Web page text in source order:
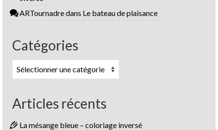
ARTournadredans Le bateau de plaisance
Catégories
Catégories
Articles récents
La mésange bleue – coloriage inversé